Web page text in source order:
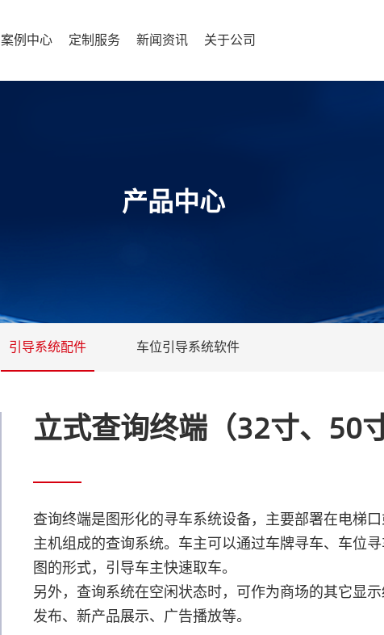
案例中心 定制服务 新闻资讯 关于公司
产品中心
引导系统配件 车位引导系统软件
立式查询终端（32寸、50寸
查询终端是图形化的寻车系统设备，主要部署在电梯
主机组成的查询系统。车主可以通过车牌寻车、车位
图的形式，引导车主快速取车。
另外，查询系统在空闲状态时，可作为商场的其它显
发布、新产品展示、广告播放等。